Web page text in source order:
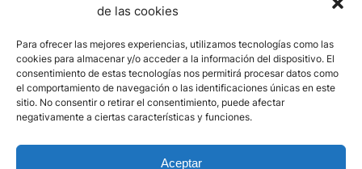
de las cookies
Para ofrecer las mejores experiencias, utilizamos tecnologías como las
cookies para almacenar y/o acceder a la información del dispositivo. El
consentimiento de estas tecnologías nos permitirá procesar datos como
el comportamiento de navegación o las identificaciones únicas en este
sitio. No consentir o retirar el consentimiento, puede afectar
negativamente a ciertas características y funciones.
Aceptar